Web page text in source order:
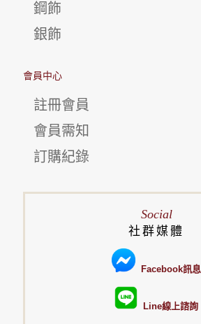
鋼飾
銀飾
會員中心
註冊會員
會員需知
訂購紀錄
Social
社群媒體
Facebook訊息
Line線上諮詢